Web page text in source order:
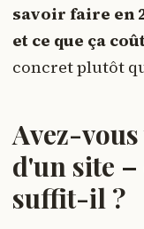
savoir faire en
et ce que ça
concret plutôt
Avez-
d'un site
suffit-il ?